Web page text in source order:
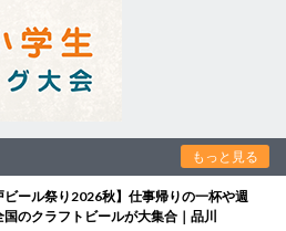
もっと見る
ビール祭り2026秋】仕事帰りの一杯や週
のクラフトビールが大集合｜品川